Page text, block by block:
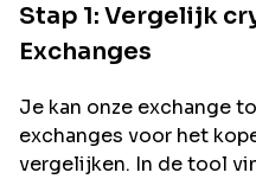
Stap 1: Vergelijk
Exchanges
Je kan onze exchange
exchanges voor het
vergelijken. In de tool